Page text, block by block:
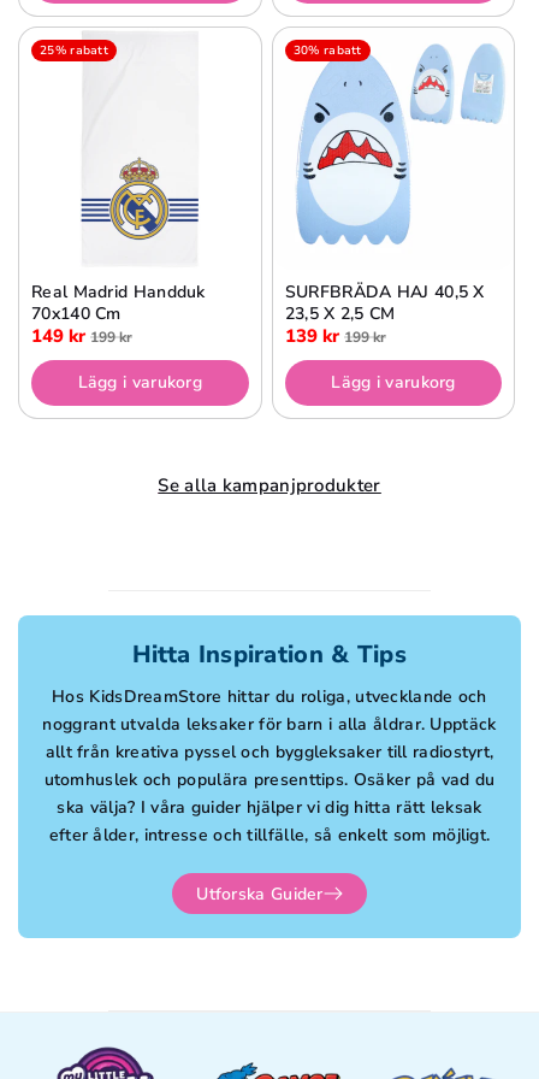
25% rabatt
Real Madrid Handduk
70x140 Cm
149 kr 199 kr
Lägg i varukorg
30% rabatt
SURFBRÄDA HAJ 40,5 X
23,5 X 2,5 CM
139 kr 199 kr
Lägg i varukorg
Se alla kampanjprodukter
Hitta Inspiration & Tips
Hos KidsDreamStore hittar du roliga, utvecklande och
noggrant utvalda leksaker för barn i alla åldrar. Upptäck
allt från kreativa pyssel och byggleksaker till radiostyrt,
utomhuslek och populära presenttips. Osäker på vad du
ska välja? I våra guider hjälper vi dig hitta rätt leksak
efter ålder, intresse och tillfälle, så enkelt som möjligt.
Utforska Guider